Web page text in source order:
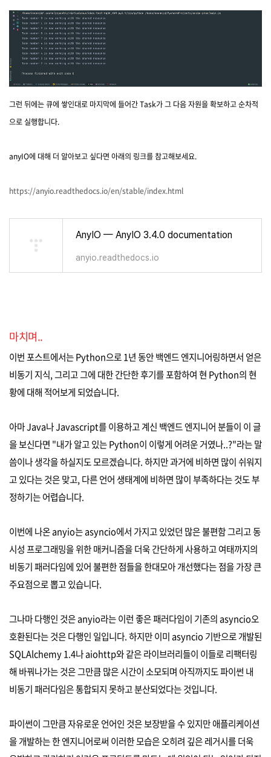
그런 뒤에는 큐에 쌓인대로 마지막에 들어간 Task가 그 다음 자원을 확보하고 순차적
으로 실행합니다.
anyIO에 대해 더 알아보고 싶다면 아래의 링크를 참고해보세요.
https://anyio.readthedocs.io/en/stable/index.html
AnyIO — AnyIO 3.4.0 documentation
anyio.readthedocs.io
마치며..
이번 포스트에서는 Python으로 1년 동안 백엔드 엔지니어링하면서 얻은
비동기 지식, 그리고 그에 대한 간단한 후기를 포함하여 현 Python의 현
황에 대해 적어보게 되었습니다.
아마 Java나 Javascript를 이용하고 계신 백엔드 엔지니어 분들이 이 글
을 보신다면 "내가 알고 있는 Python이 이렇게 어려운 거였나..?"라는 말
씀이나 생각을 하실지도 모르겠습니다. 하지만 과거에 비하면 많이 쉬워지
고 있다는 것은 맞고, 다른 언어 생태계에 비하면 많이 부족하다는 것도 부
정하기는 어렵습니다.
이번에 나온 anyio는 asyncio에서 가지고 있었던 많은 불편함 그리고 동
시성 프로그래밍을 위한 매커니즘을 더욱 간단하게 사용하고 여태까지의
비동기 패러다임에 있어 불편한 점들을 한대모아 개선했다는 점을 가장 큰
주요점으로 뽑고 있습니다.
그나마 다행인 것은 anyio라는 이런 좋은 패러다임이 기존의 asyncio오
호환된다는 것은 다행인 일입니다. 하지만 이미 asyncio 기반으로 개발된
SQLAlchemy 1.4나 aiohttp와 같은 라이브러리들이 이들로 리팩터링
해 바꿔나가는 것은 그만큼 많은 시간이 소모되며 아직까지도 파이썬 내
비동기 패러다임은 통합되지 못하고 분산되었다는 것입니다.
파이썬이 그만큼 자유로운 언어인 것은 보장받을 수 있지만 애플리케이션
을 개발하는 한 엔지니어로써 이러한 모습은 오히려 깊은 레거시를 더욱